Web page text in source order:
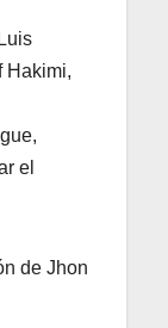
Hakimi,
el
de Jhon